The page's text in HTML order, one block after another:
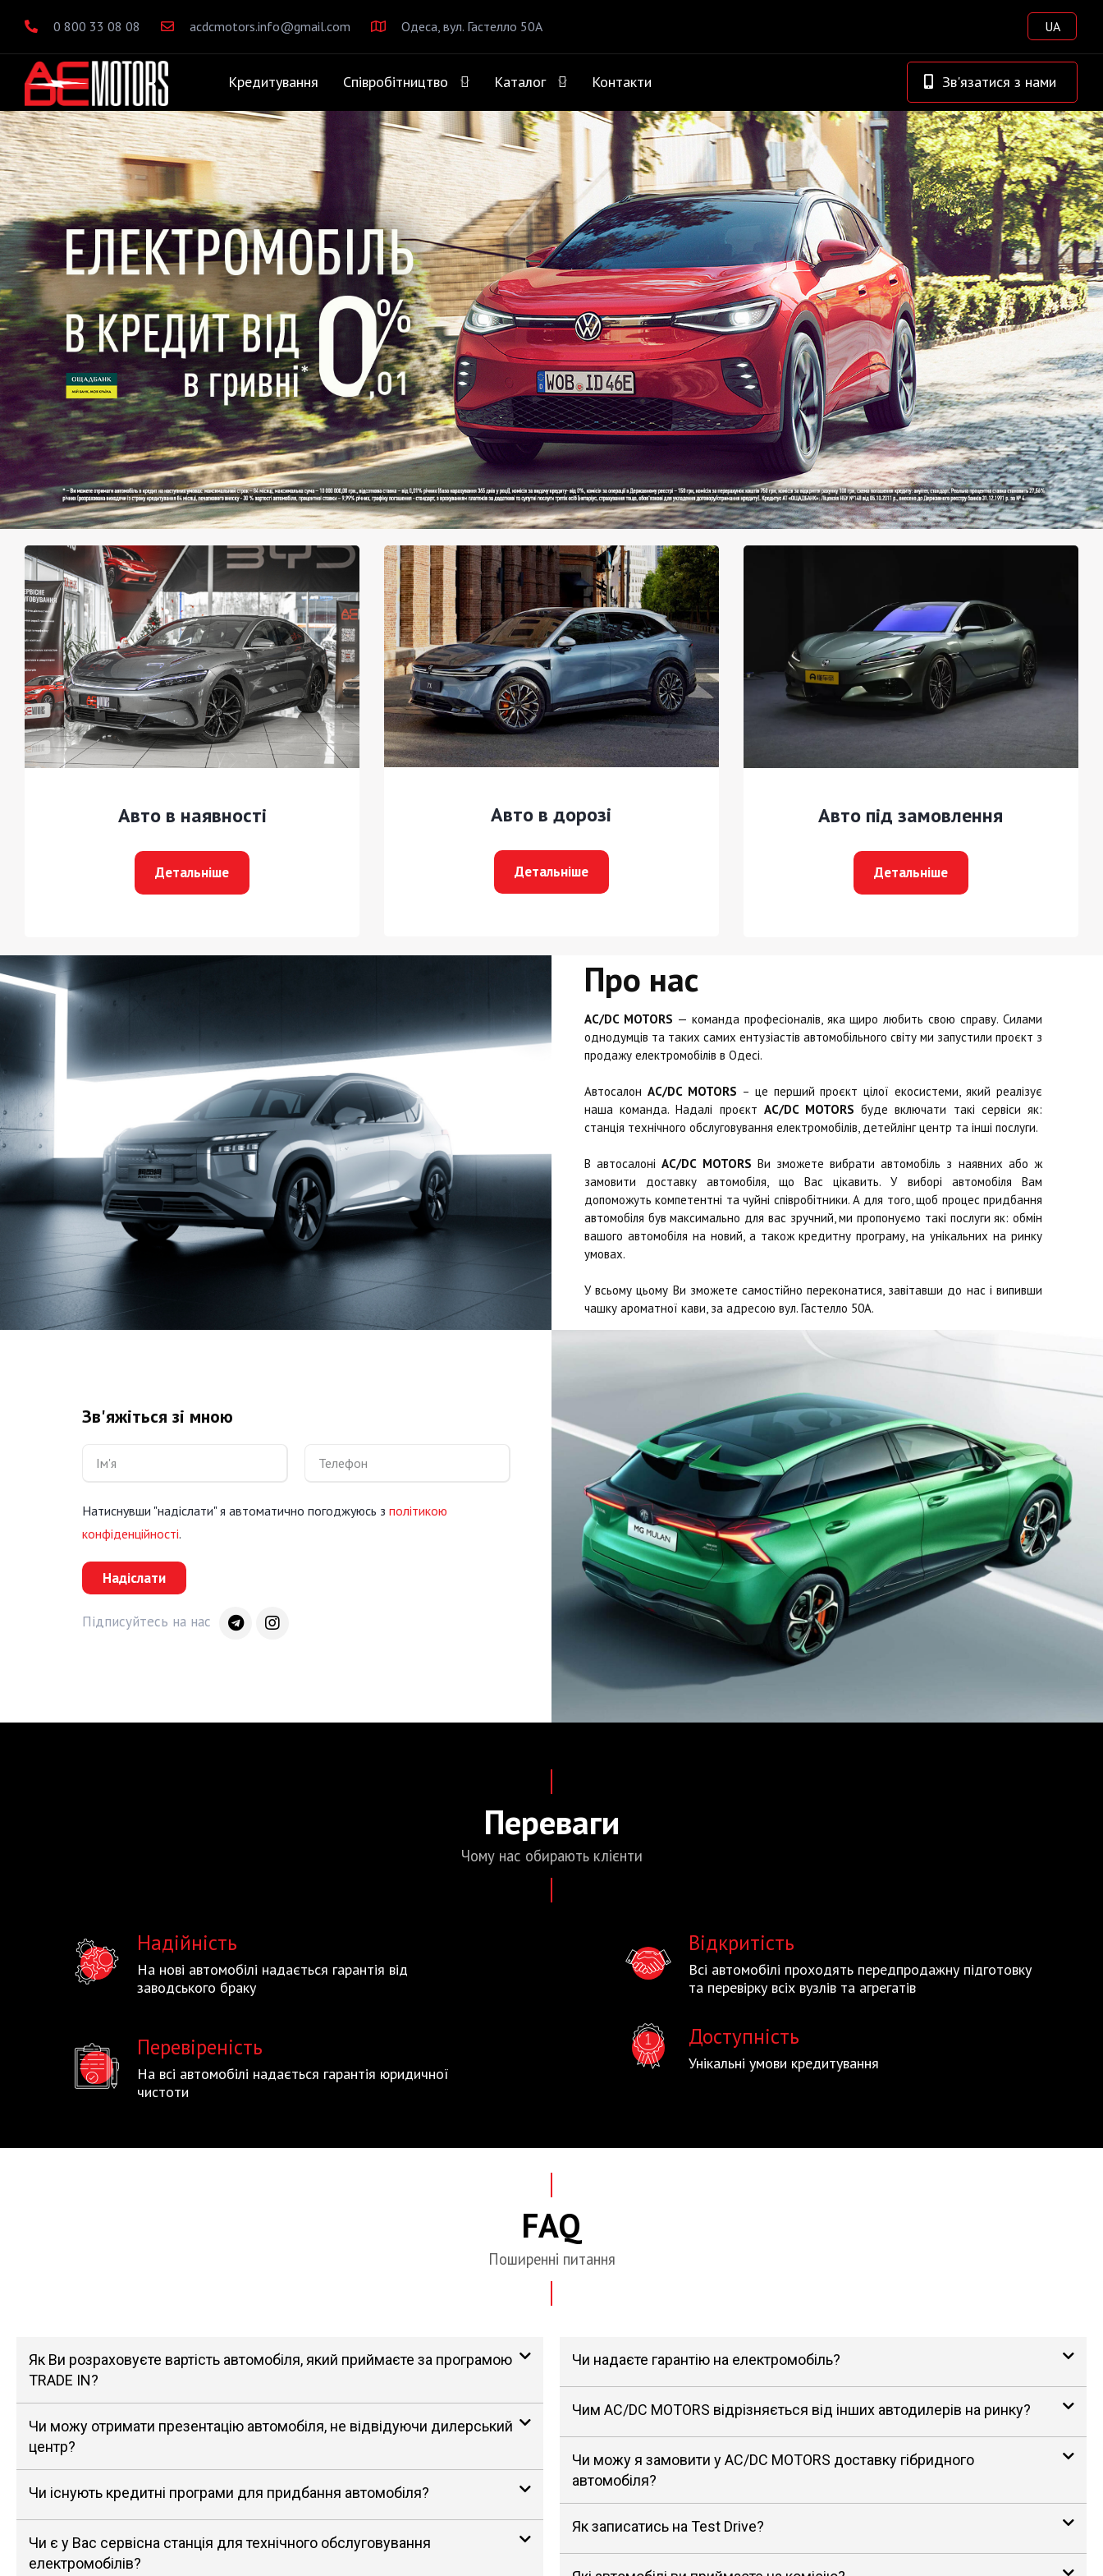
0 800 33 08 08 acdcmotors.info@gmail.com Одеса, вул. Гастелло 50А UA
Кредитування Співробітництво Каталог Контакти Зв'язатися з нами
Авто в наявності
Детальніше
Авто в дорозі
Детальніше
Авто під замовлення
Детальніше
Про нас
AC/DC MOTORS — команда професіоналів, яка щиро любить свою справу. Силами
однодумців та таких самих ентузіастів автомобільного світу ми запустили проєкт з
продажу електромобілів в Одесі.
Автосалон AC/DC MOTORS – це перший проєкт цілої екосистеми, який реалізує
наша команда. Надалі проєкт AC/DC MOTORS буде включати такі сервіси як:
станція технічного обслуговування електромобілів, детейлінг центр та інші послуги.
В автосалоніAC/DC MOTORS Ви зможете вибрати автомобіль з наявних або ж
замовити доставку автомобіля, що Вас цікавить. У виборі автомобіля Вам
допоможуть компетентні та чуйні співробітники. А для того, щоб процес придбання
автомобіля був максимально для вас зручний, ми пропонуємо такі послуги як: обмін
вашого автомобіля на новий, а також кредитну програму, на унікальних на ринку
умовах.
У всьому цьому Ви зможете самостійно переконатися, завітавши до нас і випивши
чашку ароматної кави, за адресою вул. Гастелло 50А.
Зв'яжіться зі мною
Натиснувши "надіслати" я автоматично погоджуюсь з політикою
конфіденційності.
Надіслати
Підписуйтесь на нас
Переваги
Чому нас обираютьклієнти
Надійність
На нові автомобілі надається гарантія від
заводського браку
Перевіреність
На всі автомобілі надається гарантія юридичної
чистоти
Відкритість
Всі автомобілі проходять передпродажну підготовку
та перевірку всіх вузлів та агрегатів
Доступність
Унікальні умови кредитування
FAQ
Поширенні питання
Як Ви розраховуєте вартість автомобіля, який приймаєте за програмою
TRADE IN?
Чи можу отримати презентацію автомобіля, не відвідуючи дилерський
центр?
Чи існують кредитні програми для придбання автомобіля?
Чи є у Вас сервісна станція для технічного обслуговування
електромобілів?
Чи надаєте гарантію на електромобіль?
Чим AC/DC MOTORS відрізняється від інших автодилерів на ринку?
Чи можу я замовити у AC/DC MOTORS доставку гібридного
автомобіля?
Як записатись на Test Drive?